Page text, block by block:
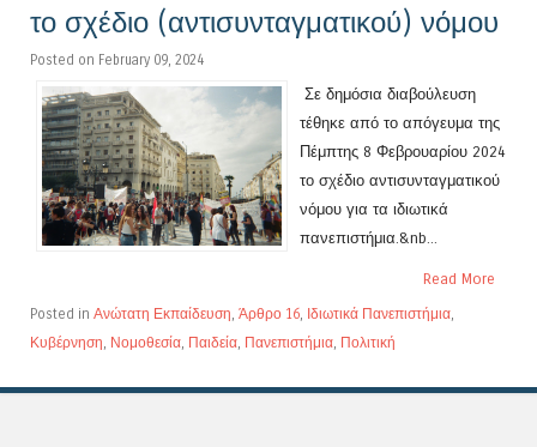
το σχέδιο (αντισυνταγματικού) νόμου
Posted on February 09, 2024
Σε δημόσια διαβούλευση
τέθηκε από το απόγευμα της
Πέμπτης 8 Φεβρουαρίου 2024
το σχέδιο αντισυνταγματικού
νόμου για τα ιδιωτικά
πανεπιστήμια.&nb...
Read More
Posted in Ανώτατη Εκπαίδευση, Άρθρο 16, Ιδιωτικά Πανεπιστήμια,
Κυβέρνηση, Νομοθεσία, Παιδεία, Πανεπιστήμια, Πολιτική